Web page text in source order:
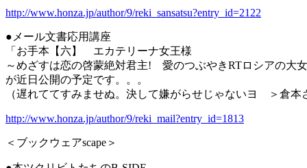
http://www.honza.jp/author/9/reki_sansatsu?entry_id=2122
●メール文書応用講座
「お手本【六】 エカテリーナ女王様
～めざすは恋の啓蒙絶対君主! 愛のつぶやきRTロシアの大女
が近日公開の予定です。。。
（遅れててすみませぬ。決して嫌がらせじゃないヨ ＞倉本
http://www.honza.jp/author/9/reki_mail?entry_id=1813
＜ブックウェアscape＞